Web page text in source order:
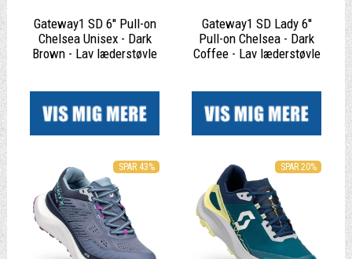
Gateway1 SD 6'' Pull-on
Chelsea Unisex - Dark
Brown - Lav læderstøvle
Gateway1 SD Lady 6''
Pull-on Chelsea - Dark
Coffee - Lav læderstøvle
SPAR 43% SPAR 20%